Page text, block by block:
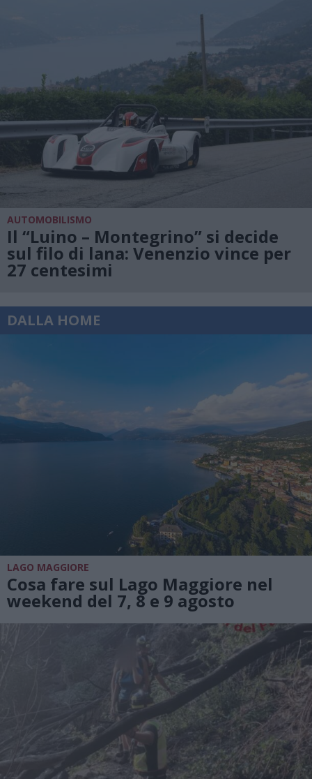
AUTOMOBILISMO
Il “Luino – Montegrino” si decide
sul filo di lana: Venenzio vince per
27 centesimi
DALLA HOME
LAGO MAGGIORE
Cosa fare sul Lago Maggiore nel
weekend del 7, 8 e 9 agosto